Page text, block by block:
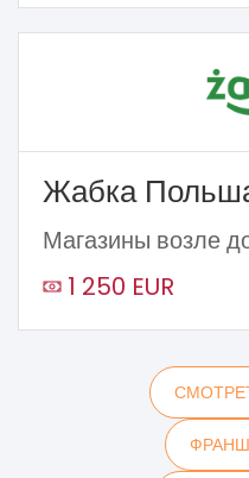
Жабка
Магазины возле
1 250 EUR